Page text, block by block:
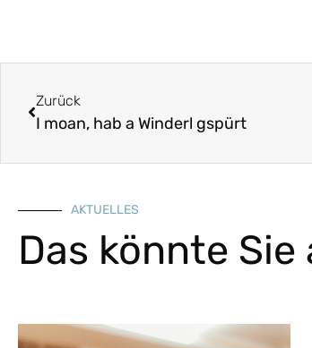
Zurück
I moan, hab a Winderl gspürt
AKTUELLES
Das könnte